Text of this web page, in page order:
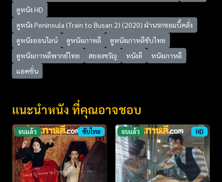
ดูหนัง HD
ดูหนัง Peninsula (Train to Busan 2) (2020) ฝ่านรกซอมบี้คลั่ง
ดูหนังออนไลน์
ดูหนังเกาหลี
ดูหนังเกาหลีซับไทย
ดูหนังเกาหลีพากย์ไทย
สยองขวัญ หนังดี
หนังเกาหลี
แอคชั่น
แนะนำหนัง ที่คุณอาจชอบ
จบแล้ว ซับไทย จบแล้ว HD